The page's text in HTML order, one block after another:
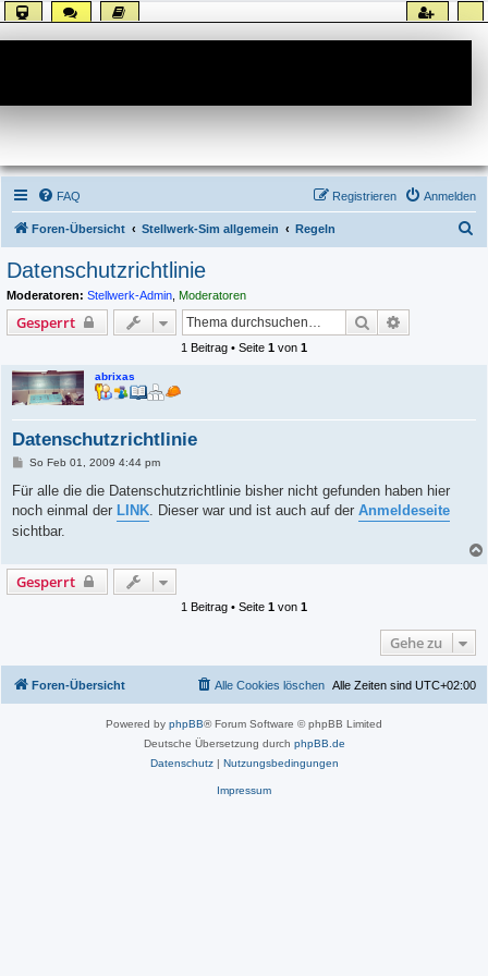
FAQ Anmelden
Registrieren
Foren-Übersicht Stellwerk-Sim allgemein Regeln
Datenschutzrichtlinie
Moderatoren: Stellwerk-Admin Moderatoren
Gesperrt Suche
1 Beitrag • Seite 1 von 1
abrixas
Datenschutzrichtlinie
B
i
r
a
g
So Feb 01, 2009 4:44 pm
Für alle die die Datenschutzrichtlinie bisher nicht gefunden haben hier
noch einmal der LINK . Dieser war und ist auch auf der Anmeldeseite
sichtbar.
Gesperrt
1 Beitrag • Seite 1 von 1
Gehe zu
Foren-Übersicht Alle Zeiten sind UTC+02:00
Alle Cookies löschen
Powered by phpBB® Forum Software © phpBB Limited
Deutsche Übersetzung durch phpBB.de
Datenschutz| Nutzungsbedingungen
Impressum